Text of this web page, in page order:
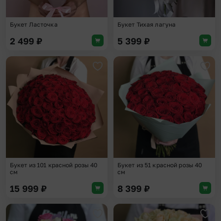
Букет Ласточка
2 499 ₽
Букет Тихая лагуна
5 399 ₽
Добавить в избранное
Букет из 101 красной розы 40
см
15 999 ₽
Букет из 51 красной розы 40
см
8 399 ₽